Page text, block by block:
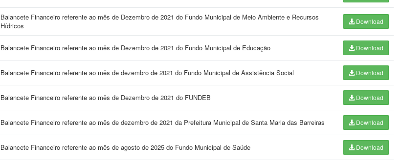
Balancete Financeiro referente ao mês de Dezembro de 2021 do Fundo Municipal de Meio Ambiente e Recursos
Hídricos
Download
Balancete Financeiro referente ao mês de Dezembro de 2021 do Fundo Municipal de Educação Download
Balancete Financeiro referente ao mês de dezembro de 2021 do Fundo Municipal de Assistência Social Download
Balancete Financeiro referente ao mês de Dezembro de 2021 do FUNDEB Download
Balancete Financeiro referente ao mês de dezembro de 2021 da Prefeitura Municipal de Santa Maria das Barreiras Download
Balancete Financeiro referente ao mês de agosto de 2025 do Fundo Municipal de Saúde Download